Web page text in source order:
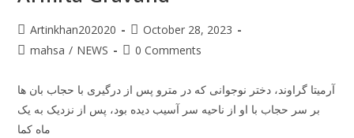
Artinkhan202020
October 28, 2023
mahsa / NEWS 0 Comments
آرمیتا گراوند، دختر نوجوانی که در مترو پس از درگیری با حجاب بان ها
بر سر حجاب با او از ناحیه سر آسیب دیده بود، پس از نزدیک به یک
ماه کما